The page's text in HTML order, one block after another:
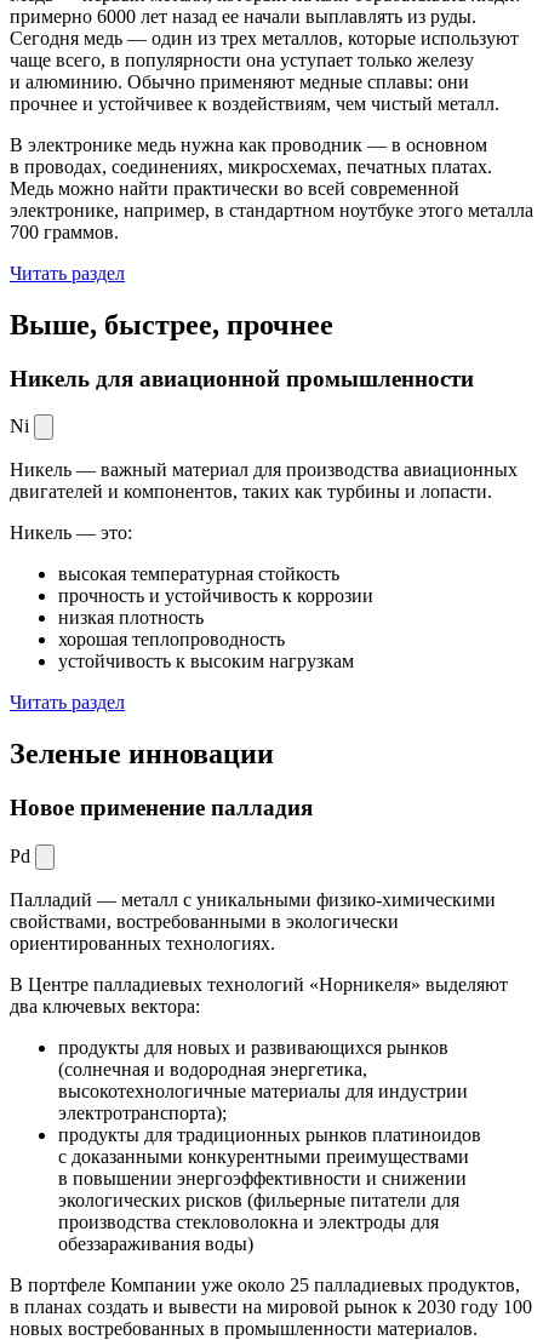
примерно 6000 лет назад ее начали выплавлять из руды.
Сегодня медь — один из трех металлов, которые используют
чаще всего, в популярности она уступает только железу
и алюминию. Обычно применяют медные сплавы: они
прочнее и устойчивее к воздействиям, чем чистый металл.
В электронике медь нужна как проводник — в основном
в проводах, соединениях, микросхемах, печатных платах.
Медь можно найти практически во всей современной
электронике, например, в стандартном ноутбуке этого металла
700 граммов.
Читать раздел
Выше, быстрее, прочнее
Никель для авиационной промышленности
Ni
Никель — важный материал для производства авиационных
двигателей и компонентов, таких как турбины и лопасти.
Никель — это:
высокая температурная стойкость
прочность и устойчивость к коррозии
низкая плотность
хорошая теплопроводность
устойчивость к высоким нагрузкам
Читать раздел
Зеленые инновации
Новое применение палладия
Pd
Палладий — металл с уникальными физико-химическими
свойствами, востребованными в экологически
ориентированных технологиях.
В Центре палладиевых технологий «Норникеля» выделяют
два ключевых вектора:
продукты для новых и развивающихся рынков
(солнечная и водородная энергетика,
высокотехнологичные материалы для индустрии
электротранспорта);
продукты для традиционных рынков платиноидов
с доказанными конкурентными преимуществами
в повышении энергоэффективности и снижении
экологических рисков (фильерные питатели для
производства стекловолокна и электроды для
обеззараживания воды)
В портфеле Компании уже около 25 палладиевых продуктов,
в планах создать и вывести на мировой рынок к 2030 году 100
новых востребованных в промышленности материалов.